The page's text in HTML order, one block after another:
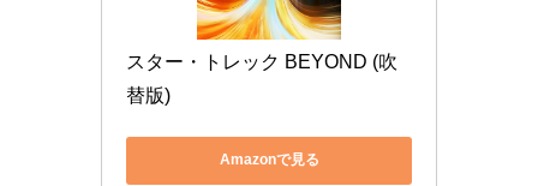
スター・トレック BEYOND (吹
替版)
Amazonで見る